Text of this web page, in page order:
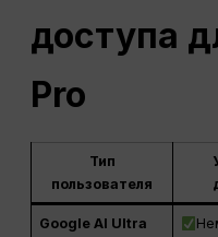
доступа
Pro
Тип
пользователя
Google AI Ultra